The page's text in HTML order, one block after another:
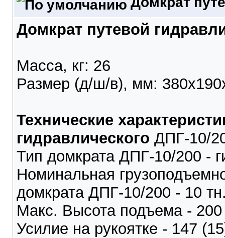
Домкрат путевой
Масса, кг: 26
Размер (д/ш/в), мм:
Технические
гидравлического ДПГ-10/
Тип домкрата ДПГ-10/200 -
Номинальная
домкрата ДПГ-10/200 - 10
Макс. Высота подъема -
Усилие на рукоятке - 147